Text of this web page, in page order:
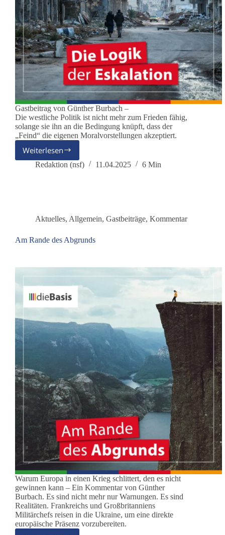
Gastbeitrag von Günther Burbach –
Die westliche Politik ist nicht mehr zum Frieden fähig,
solange sie ihn an die Bedingung knüpft, dass der
„Feind“ die eigenen Moralvorstellungen akzeptiert.
Weiterlesen
Die
Logik
Redaktion (nsf) 11.04.2025 6 Min
Aktuelles, Allgemein, Gastbeiträge, Kommentar
Am Rande des Abgrunds
Warum Europa in einen Krieg schlittert, den es nicht
gewinnen kann – Ein Kommentar von Günther
Burbach. Es sind nicht mehr nur Warnungen. Es sind
Realitäten. Frankreichs und Großbritanniens
Militärchefs reisen in die Ukraine, um eine direkte
europäische Präsenz vorzubereiten.